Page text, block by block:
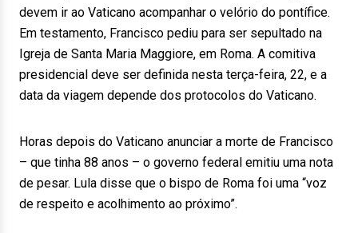
devem ir ao Vaticano acompanhar o velório do pontífice.
Em testamento, Francisco pediu para ser sepultado na
Igreja de Santa Maria Maggiore, em Roma. A comitiva
presidencial deve ser definida nesta terça-feira, 22, e a
data da viagem depende dos protocolos do Vaticano.
Horas depois do Vaticano anunciar a morte de Francisco
– que tinha 88 anos – o governo federal emitiu uma nota
de pesar. Lula disse que o bispo de Roma foi uma “voz
de respeito e acolhimento ao próximo”.